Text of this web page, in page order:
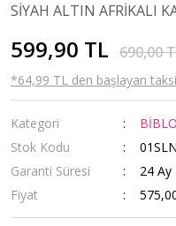
SİYAH ALTIN AFRİKALI
599,90 TL 690,00
*64,99 TL den başlayan
Kategori
Stok Kodu
Garanti Süresi
24 Ay
Fiyat